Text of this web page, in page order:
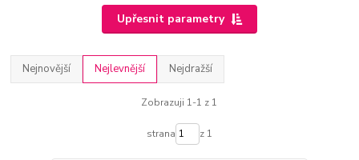
Upřesnit parametry
Nejnovější Nejlevnější Nejdražší
Zobrazuji 1-1 z 1
strana z 1